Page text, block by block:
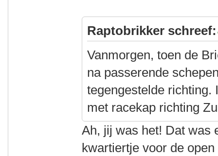
Raptobrikker schreef:
Vanmorgen, toen de
na passerende
tegengestelde richting.
met racekap richting
Ah, jij was het! Dat was
kwartiertje voor de